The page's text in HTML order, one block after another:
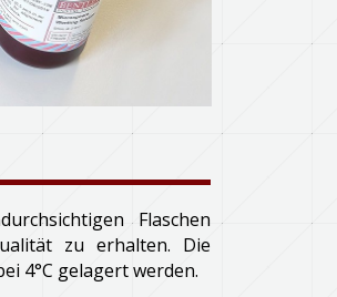
Flaschen
zu erhalten. Die
4°C gelagert werden.